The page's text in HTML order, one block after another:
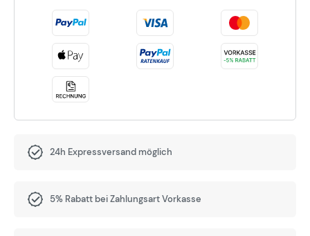
24h Expressversand möglich
5% Rabatt bei Zahlungsart Vorkasse